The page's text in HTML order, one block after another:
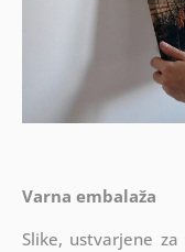
Varna embalaža
Slike, ustvarjene